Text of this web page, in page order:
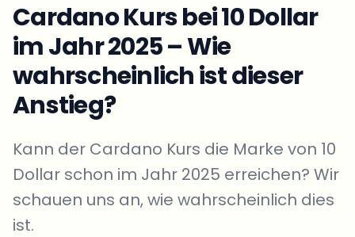
Cardano Kurs bei 10 Dollar
im Jahr 2025 – Wie
wahrscheinlich ist dieser
Anstieg?
Kann der Cardano Kurs die Marke von 10
Dollar schon im Jahr 2025 erreichen? Wir
schauen uns an, wie wahrscheinlich dies
ist.